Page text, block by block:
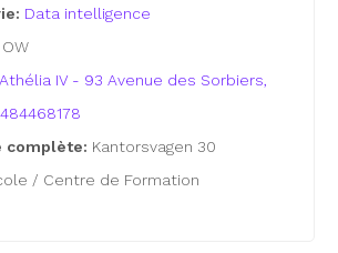
Data intelligence
OW
IV - 93 Avenue des Sorbiers,
complète: Kantorsvagen 30
/ Centre de Formation